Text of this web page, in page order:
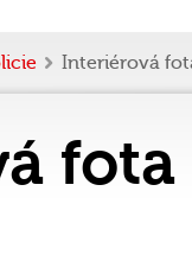
Interiérová
fota